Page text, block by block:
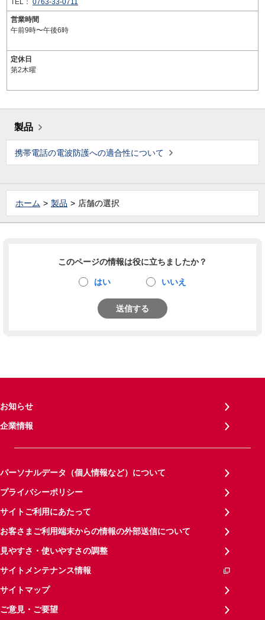
TEL： 0763-33-0711
営業時間
午前9時〜午後6時
定休日
第2木曜
製品
携帯電話の電波防護への適合性について
ホーム 製品 店舗の選択
このページの情報は役に立ちましたか？
はい いいえ
送信する
お知らせ
企業情報
パーソナルデータ（個人情報など）について
プライバシーポリシー
サイトご利用にあたって
お客さまご利用端末からの情報の外部送信について
見やすさ・使いやすさの調整
サイトメンテナンス情報
サイトマップ
ご意見・ご要望